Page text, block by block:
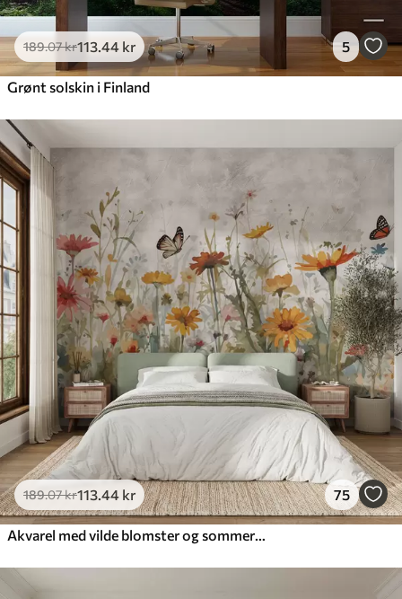
189.07kr113 .44 kr 5
Grønt solskin i Finland
189.07kr113 .44 kr 75